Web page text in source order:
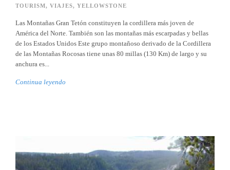
TOURISM, VIAJES, YELLOWSTONE
Las Montañas Gran Tetón constituyen la cordillera más joven de
América del Norte. También son las montañas más escarpadas y bellas
de los Estados Unidos Este grupo montañoso derivado de la Cordillera
de las Montañas Rocosas tiene unas 80 millas (130 Km) de largo y su
anchura es...
Continua leyendo